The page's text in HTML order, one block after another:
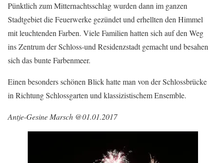
Pünktlich zum Mitternachtsschlag wurden dann im ganzen
Stadtgebiet die Feuerwerke gezündet und erhellten den Himmel
mit leuchtenden Farben. Viele Familien hatten sich auf den Weg
ins Zentrum der Schloss-und Residenzstadt gemacht und besahen
sich das bunte Farbenmeer.
Einen besonders schönen Blick hatte man von der Schlossbrücke
in Richtung Schlossgarten und klassizistischem Ensemble.
Antje-Gesine Marsch @01.01.2017